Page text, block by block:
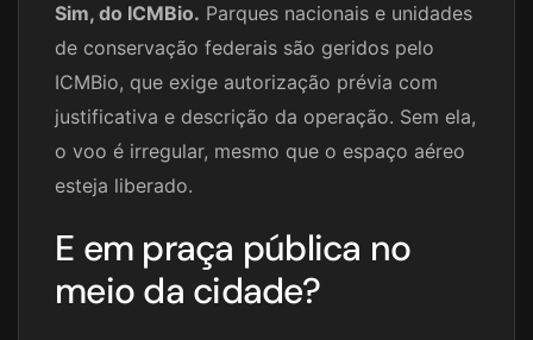
Sim, do ICMBio. Parques nacionais e unidades
de conservação federais são geridos pelo
ICMBio, que exige autorização prévia com
justificativa e descrição da operação. Sem ela,
o voo é irregular, mesmo que o espaço aéreo
esteja liberado.
E em praça pública no
meio da cidade?